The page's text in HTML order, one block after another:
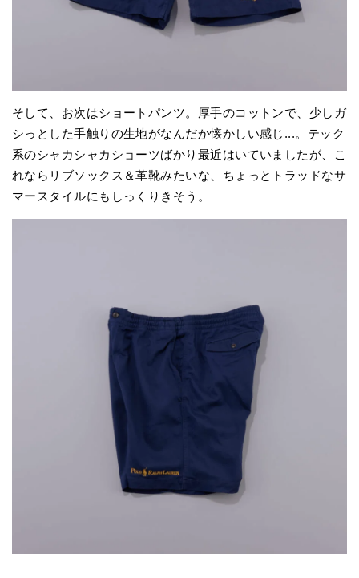
そして、お次はショートパンツ。厚手のコットンで、少しガ
シっとした手触りの生地がなんだか懐かしい感じ...。テック
系のシャカシャカショーツばかり最近はいていましたが、こ
れならリブソックス＆革靴みたいな、ちょっとトラッドなサ
マースタイルにもしっくりきそう。